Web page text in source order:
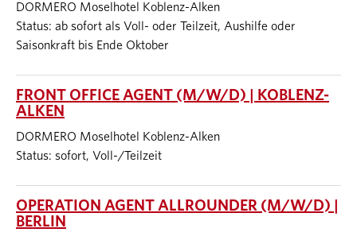
DORMERO Moselhotel Koblenz-Alken
Status: ab sofort als Voll- oder Teilzeit, Aushilfe oder
Saisonkraft bis Ende Oktober
FRONT OFFICE AGENT (M/W/D) | KOBLENZ-
ALKEN
DORMERO Moselhotel Koblenz-Alken
Status: sofort, Voll-/Teilzeit
OPERATION AGENT ALLROUNDER (M/W/D) |
BERLIN